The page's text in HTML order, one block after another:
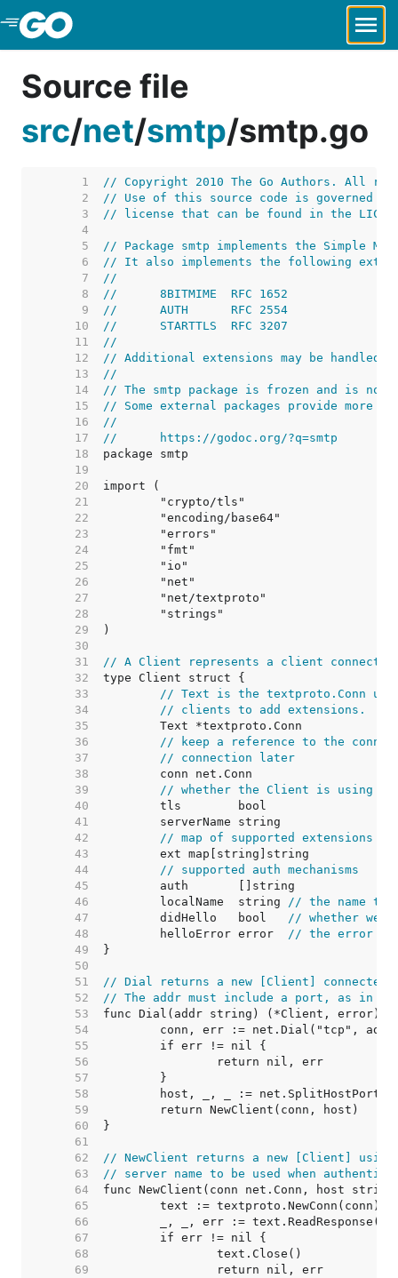
Skip to Main Content
Source file
src/net/smtp/smtp.go
     1
// Copyright 2010 The Go Authors. All
     2
// Use of this source code is governed by
     3
// license that can be found in the
     4
     5
// Package smtp implements the Simple
     6
// It also implements the following
     7
//
     8
//	8BITMIME  RFC 1652
     9
//	AUTH      RFC 2554
    10
//	STARTTLS  RFC 3207
    11
//
    12
// Additional extensions may be handled
    13
//
    14
// The smtp package is frozen and is not
    15
// Some external packages provide more
    16
//
    17
//	https://godoc.org/?q=smtp
    18
    19
    20
    21
    22
    23
    24
    25
    26
    27
    28
    29
    30
    31
// A Client represents a client
    32
    33
// Text is the textproto.Conn
    34
// clients to add extensions.
    35
    36
// keep a reference to the
    37
// connection later
    38
    39
// whether the Client is using
    40
    41
    42
// map of supported extensions
    43
    44
// supported auth mechanisms
    45
    46
	localName  string
// the name to
    47
	didHello   bool
// whether we've
    48
	helloError error
// the error
    49
    50
    51
// Dial returns a new [Client] connected
    52
// The addr must include a port, as in
    53
    54
    55
    56
    57
    58
    59
    60
    61
    62
// NewClient returns a new [Client]
    63
// server name to be used when
    64
    65
    66
    67
    68
    69